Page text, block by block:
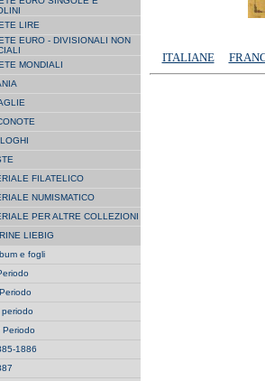
LIRE
EURO - DIVISIONALI NON
MONDIALI
FILATELICO
NUMISMATICO
PER ALTRE COLLEZIONI
LIEBIG
e fogli
periodo
Periodo
1886
ITALIANE